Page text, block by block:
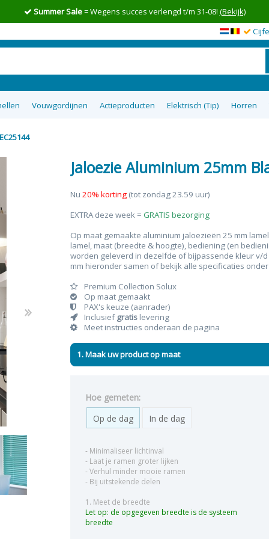
Summer Sale= Wegens succes verlengd t/m 31-08! (Bekijk)
Linnen gordijnen
& plisses Elektrische rolgordijnen
Vouwgordijnen Actieproducten Elektrisch (Tip) Horren
op maat
Jaloezie Aluminium 25mm
Nu 20% korting(tot zondag 23.59 uur)
EXTRA deze week = GRATIS bezorging
Op maat gemaakte aluminium jaloezieën 25 mm
lamel, maat (breedte & hoogte), bediening (en
worden geleverd in dezelfde of bijpassende kleur v/
mm hieronder samen of bekijk alle specificaties
Premium Collection Solux
Op maat gemaakt
PAX's keuze (aanrader)
Inclusiefgratislevering
Meet instructies onderaan de pagina
1. Maak uw product op maat
Hoe gemeten:
Op de dag
In de dag
- Minimaliseer lichtinval
- Laat je ramen groter lijken
- Verhul minder mooie ramen
- Bij uitstekende delen
1. Meet de breedte
Let op: de opgegeven breedte is de systeem
breedte